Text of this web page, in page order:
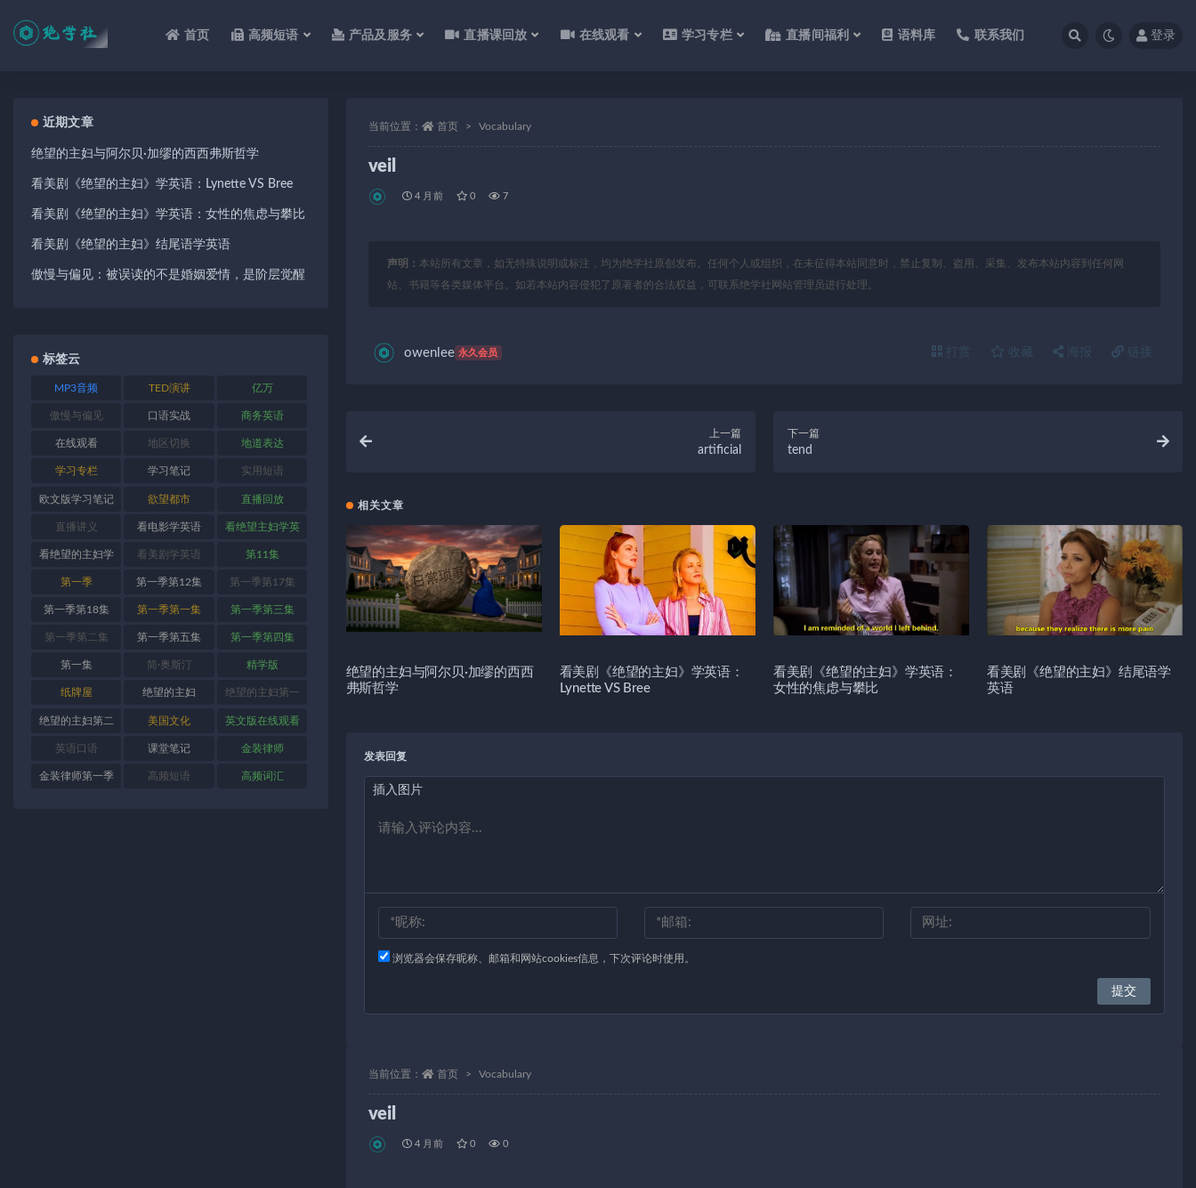
首页 高频短语 产品及服务 直播课回放 在线观看 学习专栏 直播间福利 语料库 联系我们 登录
当前位置： 首页 Vocabulary
veil
4 月前 0 7
声明： 本站所有文章，如无特殊说明或标注，均为绝学社原创发布。任何个人或组织，在未征得本站同意时，禁止复制、盗用、采集、发布本站内容到任何网
站、书籍等各类媒体平台。如若本站内容侵犯了原著者的合法权益，可联系绝学社网站管理员进行处理。
owenlee 永久会员 打赏 收藏 海报 链接
上一篇
artificial
下一篇
tend
相关文章
绝望的主妇与阿尔贝·加缪的西西
弗斯哲学
看美剧《绝望的主妇》学英语：
Lynette VS Bree
看美剧《绝望的主妇》学英语：
女性的焦虑与攀比
看美剧《绝望的主妇》结尾语学
英语
发表回复
插入图片
浏览器会保存昵称、邮箱和网站cookies信息，下次评论时使用。
当前位置： 首页 Vocabulary
veil
4 月前 0 0
近期文章
绝望的主妇与阿尔贝·加缪的西西弗斯哲学
看美剧《绝望的主妇》学英语：Lynette VS Bree
看美剧《绝望的主妇》学英语：女性的焦虑与攀比
看美剧《绝望的主妇》结尾语学英语
傲慢与偏见：被误读的不是婚姻爱情，是阶层觉醒
标签云
MP3音频 TED演讲 亿万
傲慢与偏见 口语实战 商务英语
在线观看 地区切换 地道表达
学习专栏 学习笔记 实用短语
欧文版学习笔记 欲望都市 直播回放
直播讲义 看电影学英语 看绝望主妇学英
语
看绝望的主妇学
英语
看美剧学英语 第11集
第一季 第一季第12集 第一季第17集
第一季第18集 第一季第一集 第一季第三集
第一季第二集 第一季第五集 第一季第四集
第一集 简·奥斯汀 精学版
纸牌屋 绝望的主妇 绝望的主妇第一
季
绝望的主妇第二
季
美国文化 英文版在线观看
英语口语 课堂笔记 金装律师
金装律师第一季 高频短语 高频词汇